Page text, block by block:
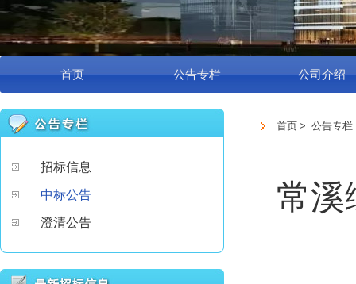
首页 公告专栏 公司介绍
招标信息
中标公告
澄清公告
首页 > 公告专栏
常溪